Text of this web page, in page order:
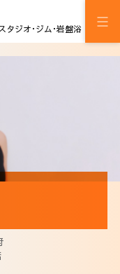
タジオ･ジム･岩盤浴